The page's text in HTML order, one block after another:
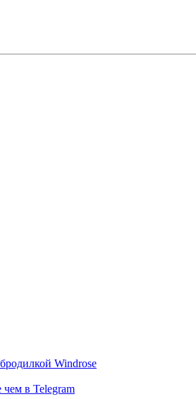
Windrose
чем в Telegram